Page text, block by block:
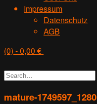
Impressum
Datenschutz
AGB
(0) - 0,00 €
mature-1749597_1280